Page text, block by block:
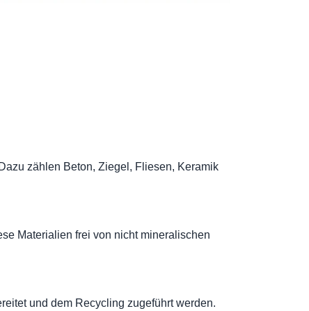
zählen Beton, Ziegel, Fliesen, Keramik
Materialien frei von nicht mineralischen
und dem Recycling zugeführt werden.